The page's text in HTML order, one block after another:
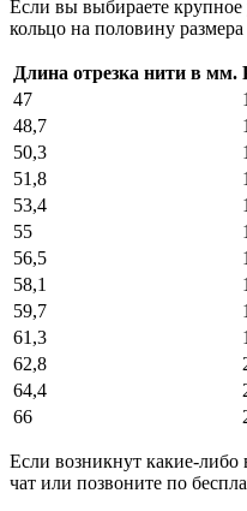
Если вы выбираете крупное
кольцо на половину
Длина отрезка нити в мм.
47
48,7
50,3
51,8
53,4
55
56,5
58,1
59,7
61,3
62,8
64,4
66
Если возникнут какие-
чат или позвоните по